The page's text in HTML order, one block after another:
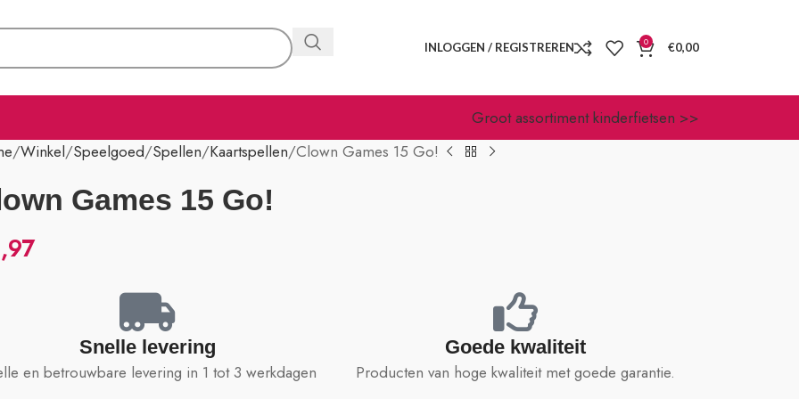
INLOGGEN / REGISTREREN 0 €0,00
Groot assortiment kinderfietsen >>
Winkel Speelgoed Spellen Kaartspellen Clown Games 15 Go!
Games 15 Go!
Snelle levering
en betrouwbare levering in 1 tot 3 werkdagen
Goede kwaliteit
Producten van hoge kwaliteit met goede garantie.